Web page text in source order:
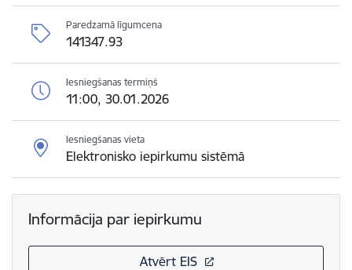
Paredzamā līgumcena
141347.93
Iesniegšanas termiņš
11:00, 30.01.2026
Iesniegšanas vieta
Elektronisko iepirkumu sistēmā
Informācija par iepirkumu
Atvērt EIS